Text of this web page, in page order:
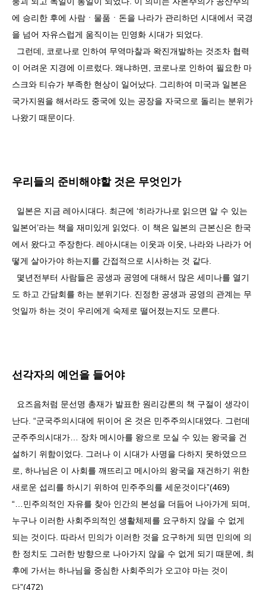
에 승리한 후에 사람ㆍ물품ㆍ돈을 나라가 관리하던 시대에서 국경
을 넘어 자유스럽게 움직이는 민영화 시대가 되었다.
그런데, 코로나로 인하여 무역마찰과 왁진개발하는 것조차 협력
이 어려운 지경에 이르렀다. 왜냐하면, 코로나로 인하여 필요한 마
스크와 티슈가 부족한 현상이 일어났다. 그리하여 미국과 일본은
국가지원을 해서라도 중국에 있는 공장을 자국으로 돌리는 분위가
나왔기 때문이다.
우리들의 준비해야할 것은 무엇인가
일본은 지금 레아시대다. 최근에 ‘히라가나로 읽으면 알 수 있는
일본어’라는 책을 재미있게 읽었다. 이 책은 일본의 근본신은 한국
에서 왔다고 주장한다. 레아시대는 이웃과 이웃, 나라와 나라가 어
떻게 살아가야 하는지를 간접적으로 시사하는 것 같다.
몇년전부터 사람들은 공생과 공영에 대해서 많은 세미나를 열기
도 하고 간담회를 하는 분위기다. 진정한 공생과 공영의 관계는 무
엇일까 하는 것이 우리에게 숙제로 떨어졌는지도 모른다.
선각자의 예언을 들어야
요즈음처럼 문선명 총재가 발표한 원리강론의 책 구절이 생각이
난다. “군국주의시대에 뒤이어 온 것은 민주주의시대였다. 그런데
군주주의시대가… 장차 메시아를 왕으로 모실 수 있는 왕국을 건
설하기 위함이었다. 그러나 이 시대가 사명을 다하지 못하였으므
로, 하나님은 이 사회를 깨뜨리고 메시아의 왕국을 재건하기 위한
새로운 섭리를 하시기 위하여 민주주의를 세운것이다”(469)
“…민주의적인 자유를 찾아 인간의 본성을 더듬어 나아가게 되며,
누구나 이러한 사회주의적인 생활체제를 요구하지 않을 수 없게
되는 것이다. 따라서 민의가 이러한 것을 요구하게 되면 민의에 의
한 정치도 그러한 방향으로 나아가지 않을 수 없게 되기 때문에, 최
후에 가서는 하나님을 중심한 사회주의가 오고야 마는 것이
다”(472)